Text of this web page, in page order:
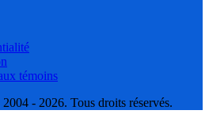
témoins
- 2026. Tous droits réservés.